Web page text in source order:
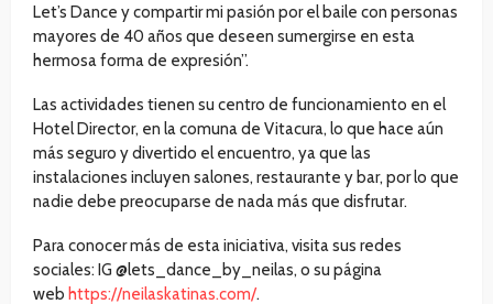
Let’s Dance y compartir mi pasión por el baile con personas
mayores de 40 años que deseen sumergirse en esta
hermosa forma de expresión”.
Las actividades tienen su centro de funcionamiento en el
Hotel Director, en la comuna de Vitacura, lo que hace aún
más seguro y divertido el encuentro, ya que las
instalaciones incluyen salones, restaurante y bar, por lo que
nadie debe preocuparse de nada más que disfrutar.
Para conocer más de esta iniciativa, visita sus redes
sociales: IG @lets_dance_by_neilas, o su página
web https://neilaskatinas.com/.